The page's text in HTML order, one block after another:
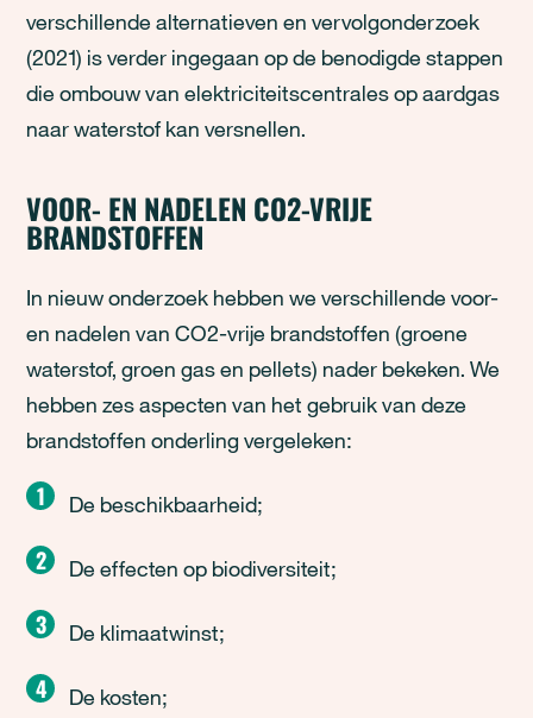
verschillende alternatieven en vervolgonderzoek
(2021) is verder ingegaan op de benodigde stappen
die ombouw van elektriciteitscentrales op aardgas
naar waterstof kan versnellen.
VOOR- EN NADELEN CO2-VRIJE
BRANDSTOFFEN
In nieuw onderzoek hebben we verschillende voor-
en nadelen van CO2-vrije brandstoffen (groene
waterstof, groen gas en pellets) nader bekeken. We
hebben zes aspecten van het gebruik van deze
brandstoffen onderling vergeleken:
De beschikbaarheid;
De effecten op biodiversiteit;
De klimaatwinst;
De kosten;